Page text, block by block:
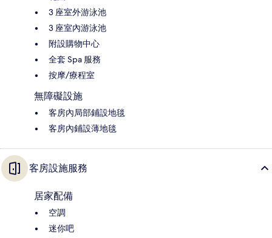
3 座室外游泳池
3 座室內游泳池
附設購物中心
全套 Spa 服務
按摩/療程室
無障礙設施
客房內局部鋪設地毯
客房內鋪設薄地毯
客房設施服務
居家配備
空調
迷你吧